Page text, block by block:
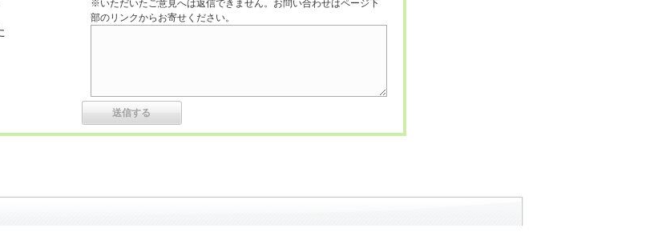
※いただいたご意見へは返信できません。お問い合わせはページ下
部のリンクからお寄せください。